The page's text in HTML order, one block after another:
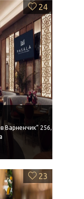
24
Варненчик“ 256,
23